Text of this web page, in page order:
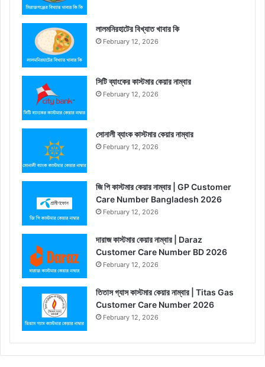
লালমনিরহাটের বিখ্যাত খাবার কি
February 12, 2026
সিটি ব্যাংকের কাস্টমার কেয়ার নাম্বার
February 12, 2026
সোনালী ব্যাংক কাস্টমার কেয়ার নাম্বার
February 12, 2026
জি পি কাস্টমার কেয়ার নাম্বার | GP Customer
Care Number Bangladesh 2026
February 12, 2026
দারাজ কাস্টমার কেয়ার নাম্বার | Daraz
Customer Care Number BD 2026
February 12, 2026
তিতাস গ্যাস কাস্টমার কেয়ার নাম্বার | Titas Gas
Customer Care Number 2026
February 12, 2026